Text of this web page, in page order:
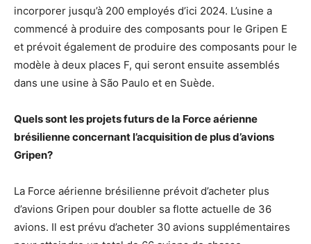
incorporer jusqu’à 200 employés d’ici 2024. L’usine a
commencé à produire des composants pour le Gripen E
et prévoit également de produire des composants pour le
modèle à deux places F, qui seront ensuite assemblés
dans une usine à São Paulo et en Suède.
Quels sont les projets futurs de la Force aérienne
brésilienne concernant l’acquisition de plus d’avions
Gripen?
La Force aérienne brésilienne prévoit d’acheter plus
d’avions Gripen pour doubler sa flotte actuelle de 36
avions. Il est prévu d’acheter 30 avions supplémentaires